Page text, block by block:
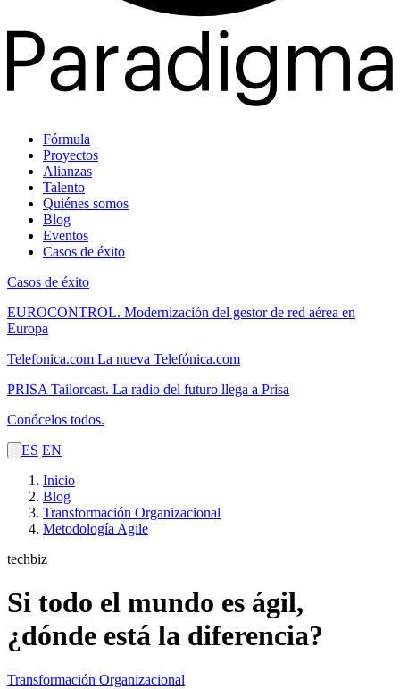
Fórmula
Proyectos
Alianzas
Talento
Quiénes somos
Blog
Eventos
Casos de éxito
Casos de éxito
EUROCONTROL. Modernización del gestor de red aérea en
Europa
Telefonica.com La nueva Telefónica.com
PRISA Tailorcast. La radio del futuro llega a Prisa
Conócelos todos.
ES EN
Inicio
Blog
Transformación Organizacional
Metodología Agile
techbiz
Si todo el mundo es ágil,
¿dónde está la diferencia?
Transformación Organizacional